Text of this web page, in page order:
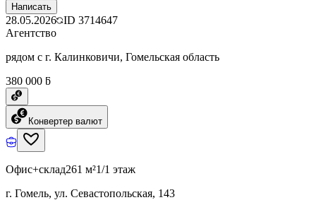
Написать
28.05.2026 ID 3714647
Агентство
рядом с г. Калинковичи, Гомельская область
380 000 ƃ
Конвертер валют
Офис+склад261 м²1/1 этаж
г. Гомель, ул. Севастопольская, 143